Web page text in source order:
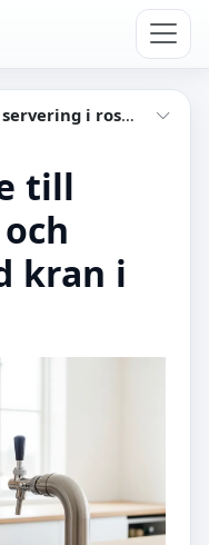
rostfritt med kran
till
kran i